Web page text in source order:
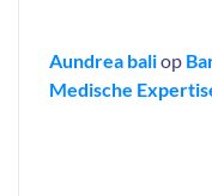
Aundrea baliop
Medische